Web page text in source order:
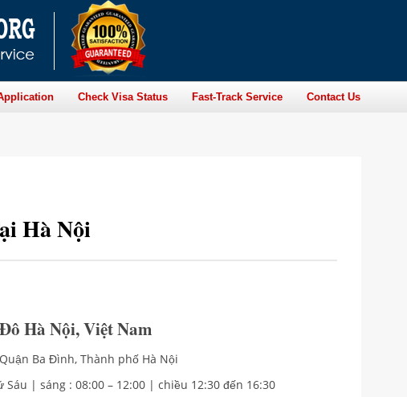
Check Visa Status Fast-Track Service Contact Us
Hà Nội
Hà Nội, Việt Nam
Ba Đình, Thành phố Hà Nội
| sáng : 08:00 – 12:00 | chiều 12:30 đến 16:30